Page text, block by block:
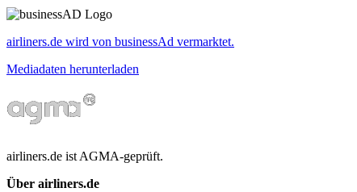
airliners.de wird von businessAd vermarktet.
Mediadaten herunterladen
airliners.de ist AGMA-geprüft.
Über airliners.de